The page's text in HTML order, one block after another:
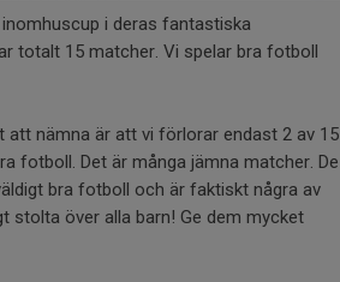
i deras fantastiska
totalt 15 matcher. Vi spelar bra fotboll
nämna är att vi förlorar endast 2 av 15
fotboll. Det är många jämna matcher. De
bra fotboll och är faktiskt några av
stolta över alla barn! Ge dem mycket